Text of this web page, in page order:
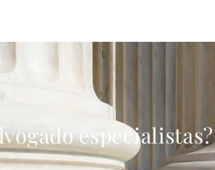
especialistas?